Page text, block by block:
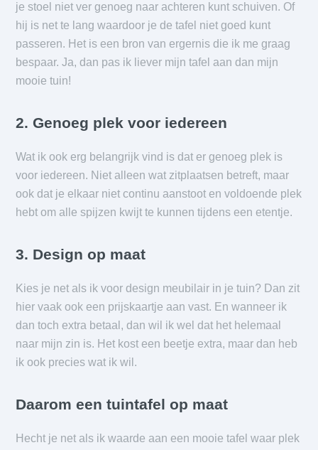
je stoel niet ver genoeg naar achteren kunt schuiven. Of
hij is net te lang waardoor je de tafel niet goed kunt
passeren. Het is een bron van ergernis die ik me graag
bespaar. Ja, dan pas ik liever mijn tafel aan dan mijn
mooie tuin!
2. Genoeg plek voor iedereen
Wat ik ook erg belangrijk vind is dat er genoeg plek is
voor iedereen. Niet alleen wat zitplaatsen betreft, maar
ook dat je elkaar niet continu aanstoot en voldoende plek
hebt om alle spijzen kwijt te kunnen tijdens een etentje.
3. Design op maat
Kies je net als ik voor design meubilair in je tuin? Dan zit
hier vaak ook een prijskaartje aan vast. En wanneer ik
dan toch extra betaal, dan wil ik wel dat het helemaal
naar mijn zin is. Het kost een beetje extra, maar dan heb
ik ook precies wat ik wil.
Daarom een tuintafel op maat
Hecht je net als ik waarde aan een mooie tafel waar plek